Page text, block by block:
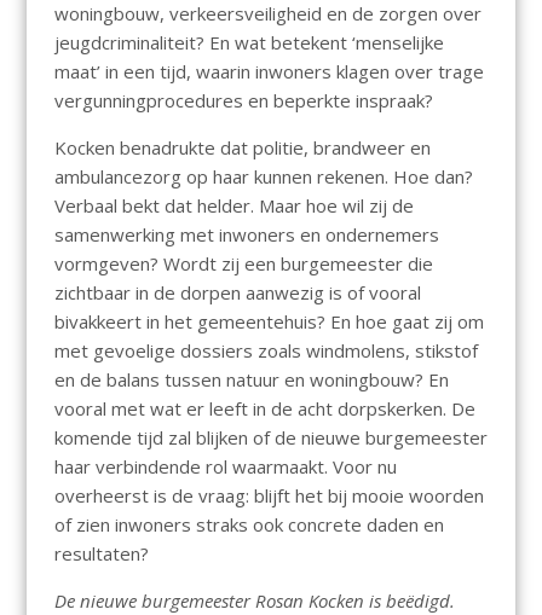
woningbouw, verkeersveiligheid en de zorgen over
jeugdcriminaliteit? En wat betekent ‘menselijke
maat’ in een tijd, waarin inwoners klagen over trage
vergunningprocedures en beperkte inspraak?
Kocken benadrukte dat politie, brandweer en
ambulancezorg op haar kunnen rekenen. Hoe dan?
Verbaal bekt dat helder. Maar hoe wil zij de
samenwerking met inwoners en ondernemers
vormgeven? Wordt zij een burgemeester die
zichtbaar in de dorpen aanwezig is of vooral
bivakkeert in het gemeentehuis? En hoe gaat zij om
met gevoelige dossiers zoals windmolens, stikstof
en de balans tussen natuur en woningbouw? En
vooral met wat er leeft in de acht dorpskerken. De
komende tijd zal blijken of de nieuwe burgemeester
haar verbindende rol waarmaakt. Voor nu
overheerst is de vraag: blijft het bij mooie woorden
of zien inwoners straks ook concrete daden en
resultaten?
De nieuwe burgemeester Rosan Kocken is beëdigd.